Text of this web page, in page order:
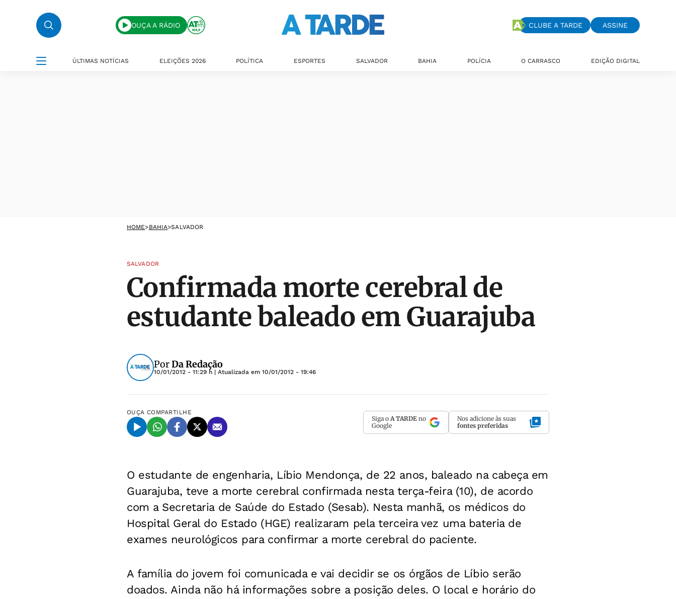
OUÇA A RÁDIO CLUBE A TARDE ASSINE
ÚLTIMAS NOTÍCIAS ELEIÇÕES 2026 POLÍTICA ESPORTES SALVADOR BAHIA POLÍCIA O CARRASCO EDIÇÃO DIGITAL
HOME>BAHIA>SALVADOR
SALVADOR
Confirmada morte cerebral de
estudante baleado em Guarajuba
PorDa Redação
10/01/2012 - 11:29 h | Atualizada em 10/01/2012 - 19:46
OUÇA COMPARTILHE
Siga o A TARDE no
Google
Nos adicione às suas
fontes preferidas
O estudante de engenharia, Líbio Mendonça, de 22 anos, baleado na cabeça em
Guarajuba, teve a morte cerebral confirmada nesta terça-feira (10), de acordo
com a Secretaria de Saúde do Estado (Sesab). Nesta manhã, os médicos do
Hospital Geral do Estado (HGE) realizaram pela terceira vez uma bateria de
exames neurológicos para confirmar a morte cerebral do paciente.
A família do jovem foi comunicada e vai decidir se os órgãos de Líbio serão
doados. Ainda não há informações sobre a posição deles. O local e horário do